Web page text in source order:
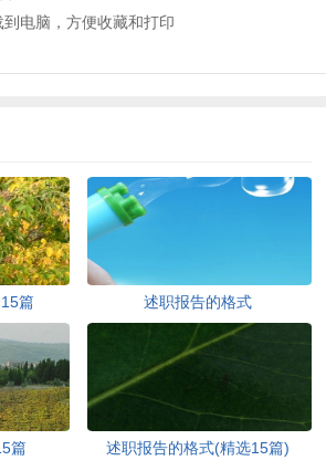
电脑，方便收藏和打印
篇 述职报告的格式
篇 述职报告的格式(精选15篇)